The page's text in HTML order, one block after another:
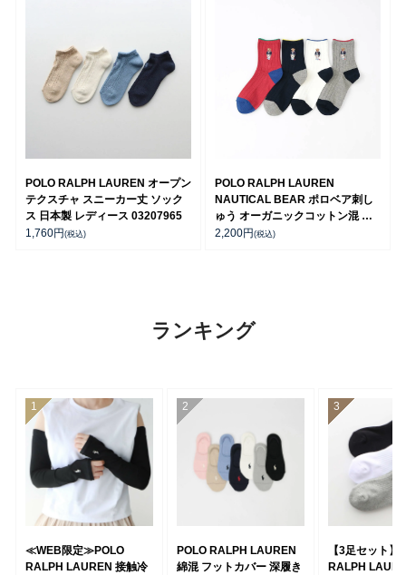
POLO RALPH LAUREN オープン
テクスチャ スニーカー丈 ソック
ス 日本製 レディース 03207965
1,760円(税込)
POLO RALPH LAUREN
NAUTICAL BEAR ポロベア刺し
ゅう オーガニックコットン混 日
本製 クルー丈 カジュアル ソック
2,200円(税込)
ランキング
≪WEB限定≫POLO
RALPH LAUREN 接触冷
POLO RALPH LAUREN
綿混 フットカバー 深履き
【3足セット】
RALPH